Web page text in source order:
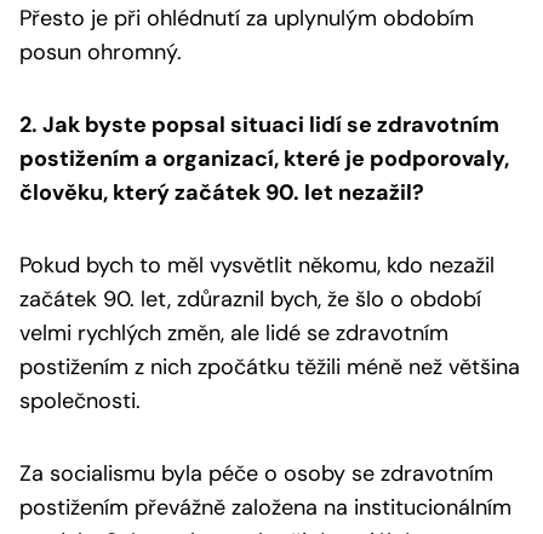
Přesto je při ohlédnutí za uplynulým obdobím
posun ohromný.
2. Jak byste popsal situaci lidí se zdravotním
postižením a organizací, které je podporovaly,
člověku, který začátek 90. let nezažil?
Pokud bych to měl vysvětlit někomu, kdo nezažil
začátek 90. let, zdůraznil bych, že šlo o období
velmi rychlých změn, ale lidé se zdravotním
postižením z nich zpočátku těžili méně než většina
společnosti.
Za socialismu byla péče o osoby se zdravotním
postižením převážně založena na institucionálním